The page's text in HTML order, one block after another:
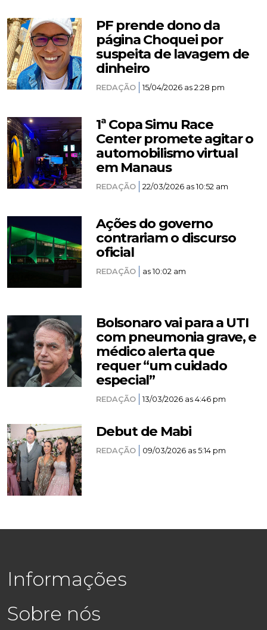
PF prende dono da
página Choquei por
suspeita de lavagem de
dinheiro
REDAÇÃO 15/04/2026 as 2:28 pm
1ª Copa Simu Race
Center promete agitar o
automobilismo virtual
em Manaus
REDAÇÃO 22/03/2026 as 10:52 am
Ações do governo
contrariam o discurso
oficial
REDAÇÃO as 10:02 am
Bolsonaro vai para a UTI
com pneumonia grave, e
médico alerta que
requer “um cuidado
especial”
REDAÇÃO 13/03/2026 as 4:46 pm
Debut de Mabi
REDAÇÃO 09/03/2026 as 5:14 pm
Informações
Sobre nós